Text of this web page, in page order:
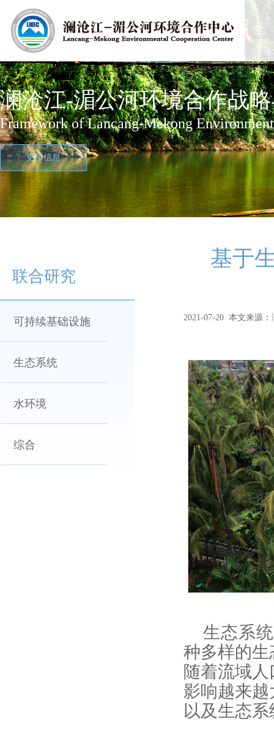
澜沧江-湄公河环境合作战略
Lancang-Mekong Environmental
更多信息
绿色澜湄计划
Green Lancang-Mekong Initiative
更多信息
澜沧江-湄公河环境合作战
Framework of Lancang-Mekong
更多信息
联合研究
可持续基础设施
生态系统
水环境
综合
基于
2021-07-20 本文来源：
生态系
种多样的
随着流域
影响越来
以及生态